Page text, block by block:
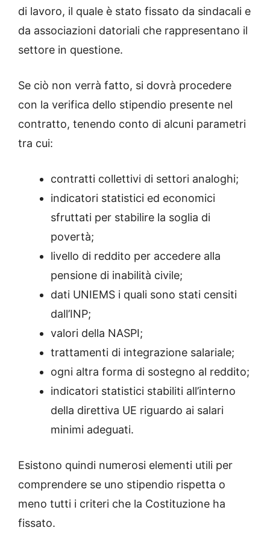
di lavoro, il quale è stato fissato da sindacali e
da associazioni datoriali che rappresentano il
settore in questione.
Se ciò non verrà fatto, si dovrà procedere
con la verifica dello stipendio presente nel
contratto, tenendo conto di alcuni parametri
tra cui:
contratti collettivi di settori analoghi;
indicatori statistici ed economici
sfruttati per stabilire la soglia di
povertà;
livello di reddito per accedere alla
pensione di inabilità civile;
dati UNIEMS i quali sono stati censiti
dall’INP;
valori della NASPI;
trattamenti di integrazione salariale;
ogni altra forma di sostegno al reddito;
indicatori statistici stabiliti all’interno
della direttiva UE riguardo ai salari
minimi adeguati.
Esistono quindi numerosi elementi utili per
comprendere se uno stipendio rispetta o
meno tutti i criteri che la Costituzione ha
fissato.